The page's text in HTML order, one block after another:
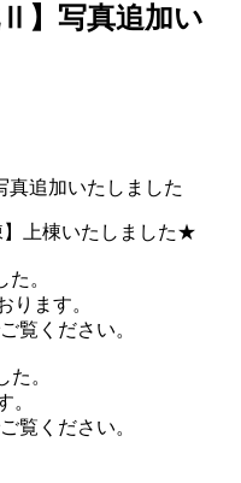
Ⅱ】写真追加い
真追加いたしました
上棟いたしました★
。
ります。
覧ください。
。
。
覧ください。